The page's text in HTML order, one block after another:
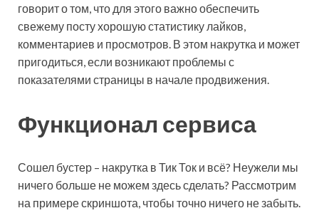
говорит о том, что для этого важно обеспечить
свежему посту хорошую статистику лайков,
комментариев и просмотров. В этом накрутка и может
пригодиться, если возникают проблемы с
показателями страницы в начале продвижения.
Функционал сервиса
Сошел бустер – накрутка в Тик Ток и всё? Неужели мы
ничего больше не можем здесь сделать? Рассмотрим
на примере скриншота, чтобы точно ничего не забыть.